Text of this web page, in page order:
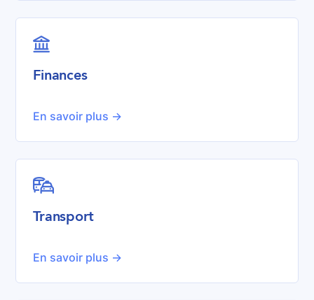

Finances
En savoir plus ->

Transport
En savoir plus ->